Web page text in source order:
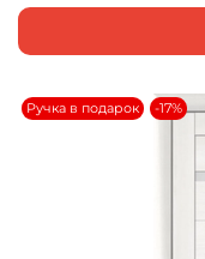
Ручка в подарок -17%